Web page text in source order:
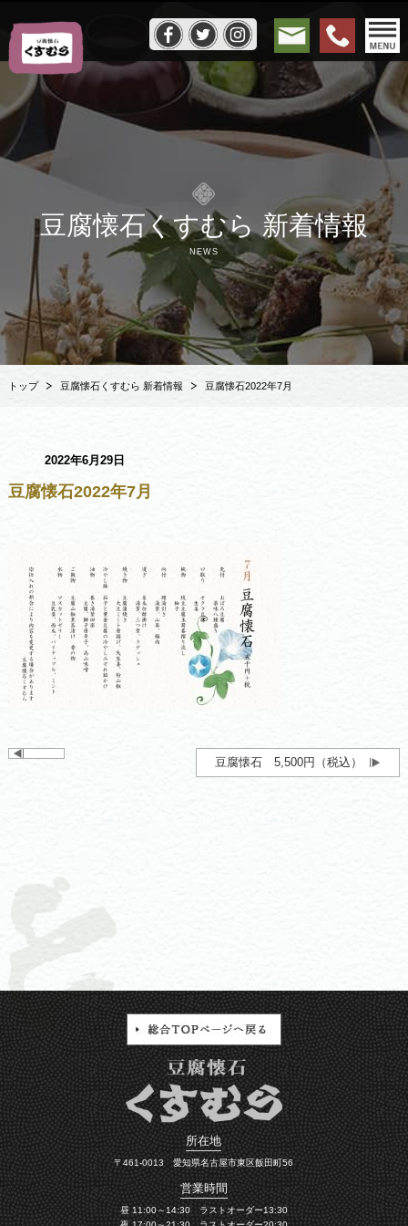
豆腐懐石くすむら 新着情報
NEWS
トップ 豆腐懐石くすむら 新着情報 豆腐懐石2022年7月
2022年6月29日
豆腐懐石2022年7月
豆腐懐石 5,500円（税込）
所在地
〒461-0013 愛知県名古屋市東区飯田町56
営業時間
昼 11:00～14:30 ラストオーダー13:30